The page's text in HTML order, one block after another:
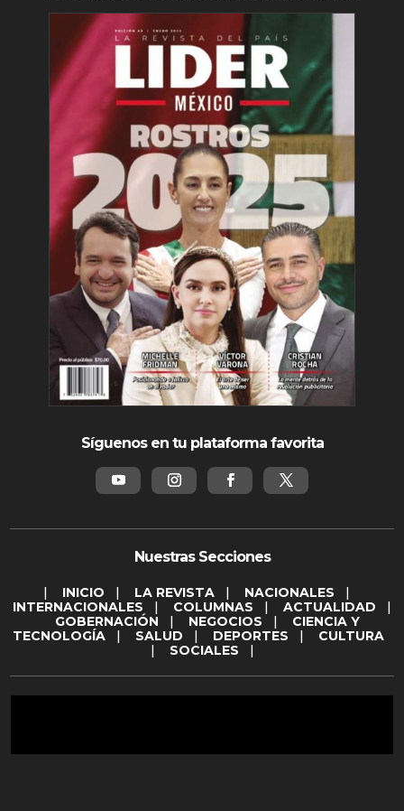
Síguenos en tu plataforma favorita
Nuestras Secciones
| INICIO | LA REVISTA | NACIONALES |
INTERNACIONALES | COLUMNAS | ACTUALIDAD |
GOBERNACIÓN | NEGOCIOS | CIENCIA Y
TECNOLOGÍA | SALUD | DEPORTES | CULTURA
| SOCIALES |